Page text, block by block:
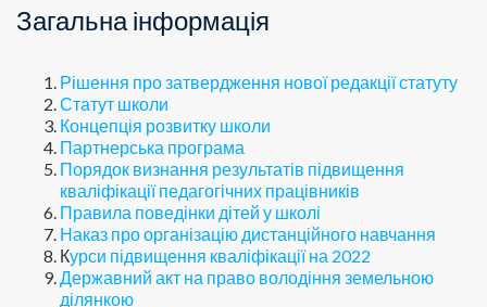
Загальна інформація
Рішення про затвердження нової редакції статуту
Статут школи
Концепція розвитку школи
Партнерська програма
Порядок визнання результатів підвищення
кваліфікації педагогічних працівників
Правила поведінки дітей у школі
Наказ про організацію дистанційного навчання
Курси підвищення кваліфікації на 2022
Державний акт на право володіння земельною
ділянкою